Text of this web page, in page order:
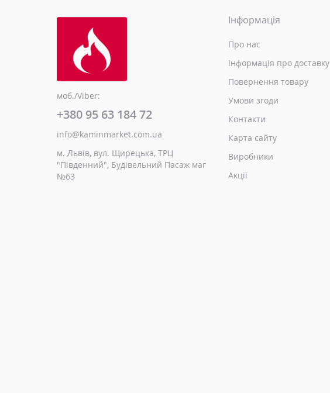
моб./Viber:
+380 95 63 184 72
info@kaminmarket.com.ua
м. Львів, вул. Щирецька, ТРЦ
"Південний", Будівельний Пасаж маг
№63
Інформація
Про нас
Інформація про доставку
Повернення товару
Умови згоди
Контакти
Карта сайту
Виробники
Акції